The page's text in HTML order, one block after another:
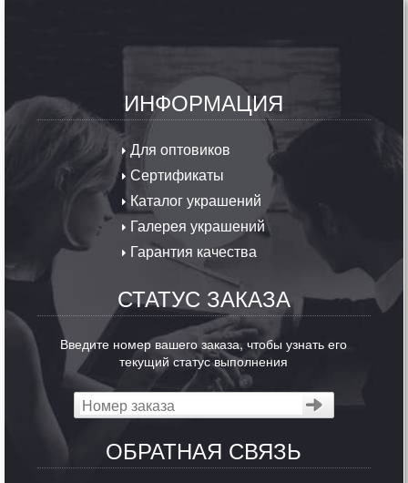
ИНФОРМАЦИЯ
Для оптовиков
Сертификаты
Каталог украшений
Галерея украшений
Гарантия качества
СТАТУС ЗАКАЗА
Введите номер вашего заказа, чтобы узнать его
текущий статус выполнения
ОБРАТНАЯ СВЯЗЬ